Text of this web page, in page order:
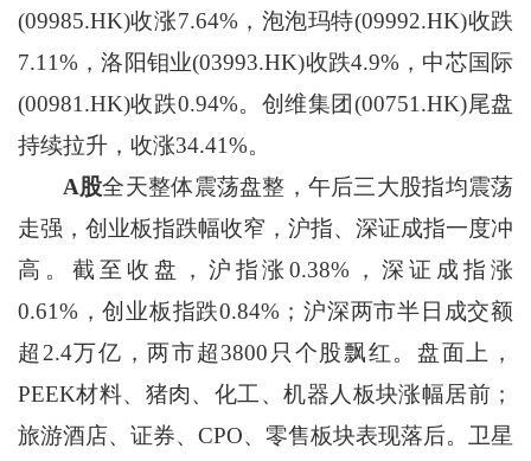
(09985.HK)收涨7.64%，泡泡玛特(09992.HK)收跌
7.11%，洛阳钼业(03993.HK)收跌4.9%，中芯国际
(00981.HK)收跌0.94%。创维集团(00751.HK)尾盘
持续拉升，收涨34.41%。
A股全天整体震荡盘整，午后三大股指均震荡
走强，创业板指跌幅收窄，沪指、深证成指一度冲
高。截至收盘，沪指涨0.38%，深证成指涨
0.61%，创业板指跌0.84%；沪深两市半日成交额
超2.4万亿，两市超3800只个股飘红。盘面上，
PEEK材料、猪肉、化工、机器人板块涨幅居前；
旅游酒店、证券、CPO、零售板块表现落后。卫星